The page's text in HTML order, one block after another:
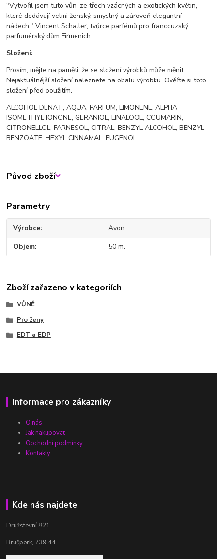
"Vytvořil jsem tuto vůni ze třech vzácných a exotických květin,
které dodávají velmi ženský, smyslný a zároveň elegantní
nádech." Vincent Schaller, tvůrce parfémů pro francouzský
parfumérský dům Firmenich.
Složení:
Prosím, mějte na paměti, že se složení výrobků může měnit.
Nejaktuálnější složení naleznete na obalu výrobku. Ověřte si toto
složení před použitím.
ALCOHOL DENAT., AQUA, PARFUM, LIMONENE, ALPHA-
ISOMETHYL IONONE, GERANIOL, LINALOOL, COUMARIN,
CITRONELLOL, FARNESOL, CITRAL, BENZYL ALCOHOL, BENZYL
BENZOATE, HEXYL CINNAMAL, EUGENOL.
Původ zboží
Parametry
Výrobce Avon
Objem 50 ml
Zboží zařazeno v kategoriích
VŮNĚ
Pro ženy
EDT a EDP
Informace pro zákazníky
O nás
Jak nakupovat
Obchodní podmínky
Kontakty
Kde nás najdete
Družstevní 821
Brušperk, 739 44